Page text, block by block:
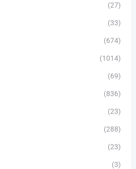
(27)
(33)
(674)
(1014)
(69)
(836)
(23)
(288)
(23)
(3)